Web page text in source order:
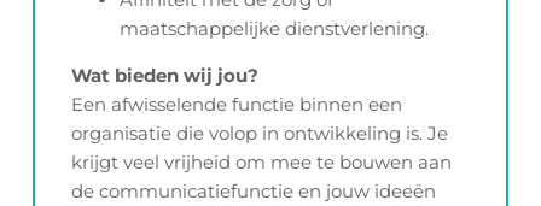
maatschappelijke dienstverlening.
Wat bieden wij jou?
Een afwisselende functie binnen een
organisatie die volop in ontwikkeling is. Je
krijgt veel vrijheid om mee te bouwen aan
de communicatiefunctie en jouw ideeën